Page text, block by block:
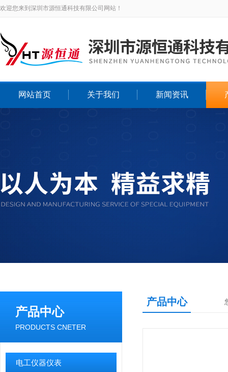
欢迎您来到深圳市源恒通科技有限公司网站！
网站首页 关于我们 新闻资讯
产品中心
PRODUCTS CNETER
电工仪器仪表
产品中心